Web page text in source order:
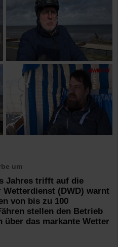
um
Jahres trifft auf die
Wetterdienst (DWD) warnt
von bis zu 100
stellen den Betrieb
über das markante Wetter